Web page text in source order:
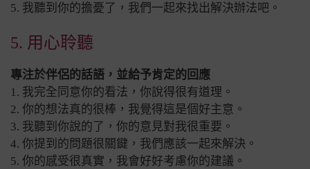
5. 我聽到你的擔憂了，我們一起來找出解決辦法吧。
5. 用心聆聽
專注於伴侶的話語，並給予肯定的回應
1. 我完全同意你的看法，你說得很有道理。
2. 你的想法真的很棒，我覺得這是個好主意。
3. 我聽到你說的了，你的意見對我很重要。
4. 你提到的問題很關鍵，我們應該一起來解決。
5. 你的感受很真實，我會好好考慮你的建議。